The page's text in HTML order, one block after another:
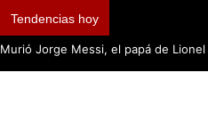
Tendencias hoy
Murió Jorge Messi, el papá de